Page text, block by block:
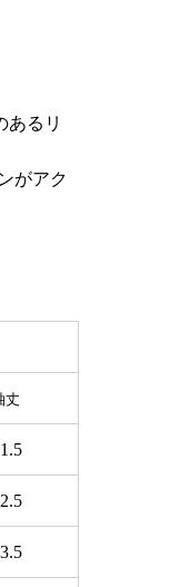
あるリ
がアク
丈